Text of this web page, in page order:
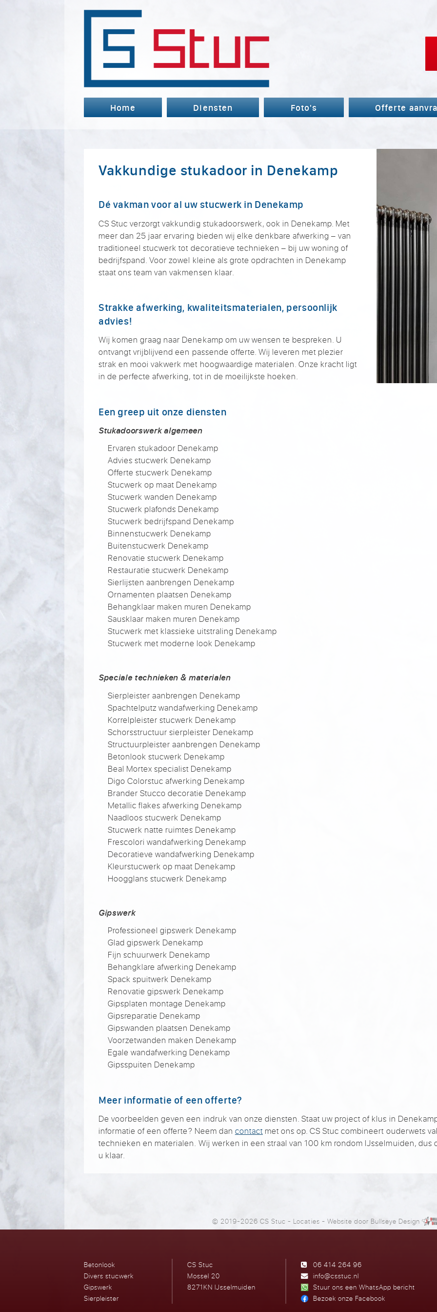
Home Diensten Foto's Offerte
Vakkundige stukadoor in Denekamp
Dé vakman voor al uw stucwerk in Denekamp
CS Stuc verzorgt vakkundig stukadoorswerk, ook in Denekamp. Met
meer dan 25 jaar ervaring bieden wij elke denkbare afwerking – van
traditioneel stucwerk tot decoratieve technieken – bij uw woning of
bedrijfspand. Voor zowel kleine als grote opdrachten in Denekamp
staat ons team van vakmensen klaar.
Strakke afwerking, kwaliteitsmaterialen, persoonlijk
advies!
Wij komen graag naar Denekamp om uw wensen te bespreken. U
ontvangt vrijblijvend een passende offerte. Wij leveren met plezier
strak en mooi vakwerk met hoogwaardige materialen. Onze kracht ligt
in de perfecte afwerking, tot in de moeilijkste hoeken.
Een greep uit onze diensten
Stukadoorswerk algemeen
Ervaren stukadoor Denekamp
Advies stucwerk Denekamp
Offerte stucwerk Denekamp
Stucwerk op maat Denekamp
Stucwerk wanden Denekamp
Stucwerk plafonds Denekamp
Stucwerk bedrijfspand Denekamp
Binnenstucwerk Denekamp
Buitenstucwerk Denekamp
Renovatie stucwerk Denekamp
Restauratie stucwerk Denekamp
Sierlijsten aanbrengen Denekamp
Ornamenten plaatsen Denekamp
Behangklaar maken muren Denekamp
Sausklaar maken muren Denekamp
Stucwerk met klassieke uitstraling Denekamp
Stucwerk met moderne look Denekamp
Speciale technieken & materialen
Sierpleister aanbrengen Denekamp
Spachtelputz wandafwerking Denekamp
Korrelpleister stucwerk Denekamp
Schorsstructuur sierpleister Denekamp
Structuurpleister aanbrengen Denekamp
Betonlook stucwerk Denekamp
Beal Mortex specialist Denekamp
Digo Colorstuc afwerking Denekamp
Brander Stucco decoratie Denekamp
Metallic flakes afwerking Denekamp
Naadloos stucwerk Denekamp
Stucwerk natte ruimtes Denekamp
Frescolori wandafwerking Denekamp
Decoratieve wandafwerking Denekamp
Kleurstucwerk op maat Denekamp
Hoogglans stucwerk Denekamp
Gipswerk
Professioneel gipswerk Denekamp
Glad gipswerk Denekamp
Fijn schuurwerk Denekamp
Behangklare afwerking Denekamp
Spack spuitwerk Denekamp
Renovatie gipswerk Denekamp
Gipsplaten montage Denekamp
Gipsreparatie Denekamp
Gipswanden plaatsen Denekamp
Voorzetwanden maken Denekamp
Egale wandafwerking Denekamp
Gipsspuiten Denekamp
Meer informatie of een offerte?
De voorbeelden geven een indruk van onze diensten. Staat uw project of klus in
informatie of een offerte? Neem dan contact met ons op. CS Stuc combineert ouderwets
technieken en materialen. Wij werken in een straal van 100 km rondom IJsselmuiden, dus
u klaar.
© 2019-2026 CS Stuc- Locaties - Website door Bullseye Design
Betonlook
Divers stucwerk
Gipswerk
Sierpleister
CS Stuc
Mossel 20
8271KN IJsselmuiden
06 414 264 96
info@csstuc.nl
Stuur ons een WhatsApp bericht
Bezoek onze Facebook